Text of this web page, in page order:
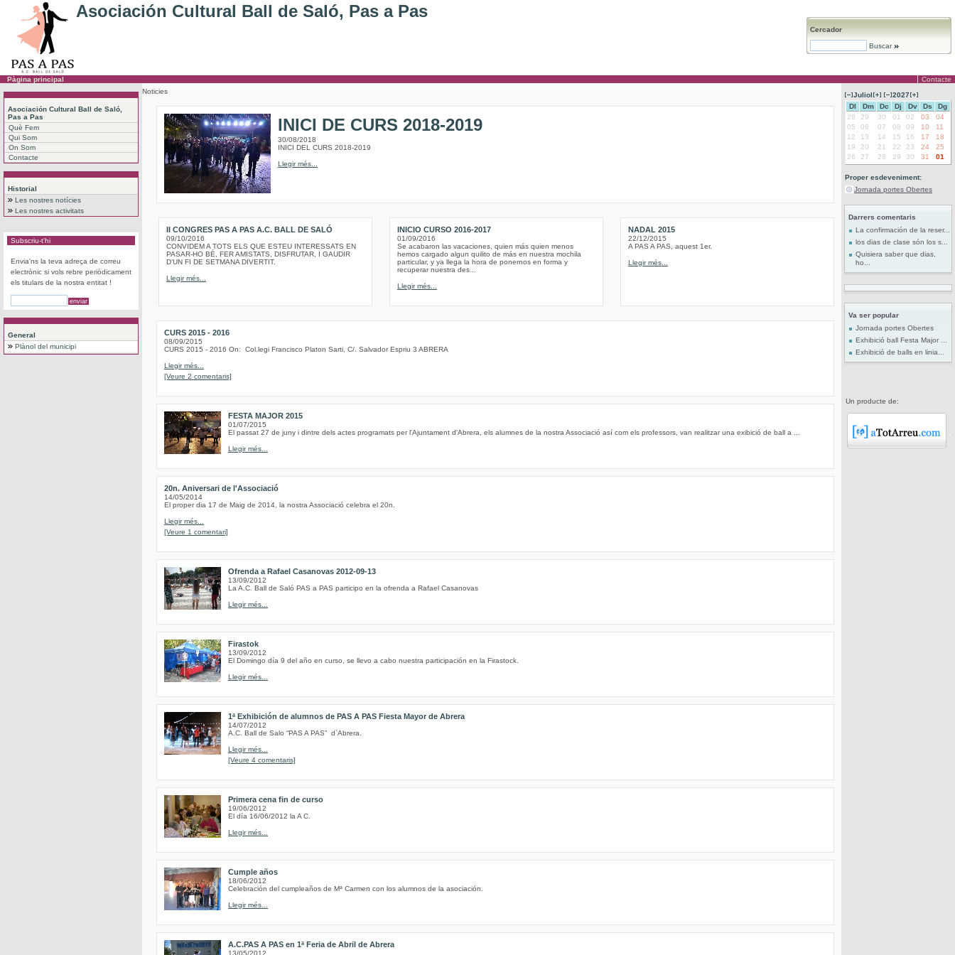
Asociación Cultural Ball de Saló, Pas a Pas
Cercador
Buscar
Pàgina principal Contacte
Asociación Cultural Ball de Saló,
Pas a Pas
Què Fem
Qui Som
On Som
Contacte
Historial
Les nostres notícies
Les nostres activitats
Subscriu-t'hi
Envia'ns la teva adreça de correu
electrònic si vols rebre periòdicament
els titulars de la nostra entitat !
General
Plànol del municipi
Noticies
INICI DE CURS 2018-2019
30/08/2018
INICI DEL CURS 2018-2019
Llegir més...
II CONGRES PAS A PAS A.C. BALL DE SALÓ
09/10/2016
CONVIDEM A TOTS ELS QUE ESTEU INTERESSATS EN
PASAR-HO BÉ, FER AMISTATS, DISFRUTAR, I GAUDIR
D'UN FI DE SETMANA DIVERTIT.
Llegir més...
INICIO CURSO 2016-2017
01/09/2016
Se acabaron las vacaciones, quien más quien menos
hemos cargado algun quilito de más en nuestra mochila
particular, y ya llega la hora de ponernos en forma y
recuperar nuestra des...
Llegir més...
NADAL 2015
22/12/2015
A PAS A PAS, aquest 1er.
Llegir més...
CURS 2015 - 2016
08/09/2015
CURS 2015 - 2016 On: Col.legi Francisco Platon Sarti, C/. Salvador Espriu 3 ABRERA
Llegir més...
[Veure 2 comentaris]
FESTA MAJOR 2015
01/07/2015
El passat 27 de juny i dintre dels actes programats per l'Ajuntament d'Abrera, els alumnes de la nostra Associació así com els professors, van realitzar una exibició de ball a ...
Llegir més...
20n. Aniversari de l'Associació
14/05/2014
El proper dia 17 de Maig de 2014, la nostra Associació celebra el 20n.
Llegir més...
[Veure 1 comentari]
Ofrenda a Rafael Casanovas 2012-09-13
13/09/2012
La A.C. Ball de Saló PAS a PAS participo en la ofrenda a Rafael Casanovas
Llegir més...
Firastok
13/09/2012
El Domingo día 9 del año en curso, se llevo a cabo nuestra participación en la Firastock.
Llegir més...
1ª Exhibición de alumnos de PAS A PAS Fiesta Mayor de Abrera
14/07/2012
A.C. Ball de Salo “PAS A PAS” d`Abrera.
Llegir més...
[Veure 4 comentaris]
Primera cena fin de curso
19/06/2012
El día 16/06/2012 la A C.
Llegir més...
Cumple años
18/06/2012
Celebración del cumpleaños de Mª Carmen con los alumnos de la asociación.
Llegir més...
A.C.PAS A PAS en 1ª Feria de Abril de Abrera
13/05/2012
Juliol
2027
Dl
Dm Dc Dj Dv Ds
Dg
28
29 30 01 02 03
04
05
06 07 08 09 10
11
12
13 14 15 16 17
18
19
20 21 22 23 24
25
26
27 28 29 30 31 01
Proper esdeveniment:
Jornada portes Obertes
Darrers comentaris
La confirmación de la reser...
los dias de clase són los s...
Quisiera saber que dias,
ho...
Va ser popular
Jornada portes Obertes
Exhibició ball Festa Major ...
Exhibició de balls en linia...
Un producte de: